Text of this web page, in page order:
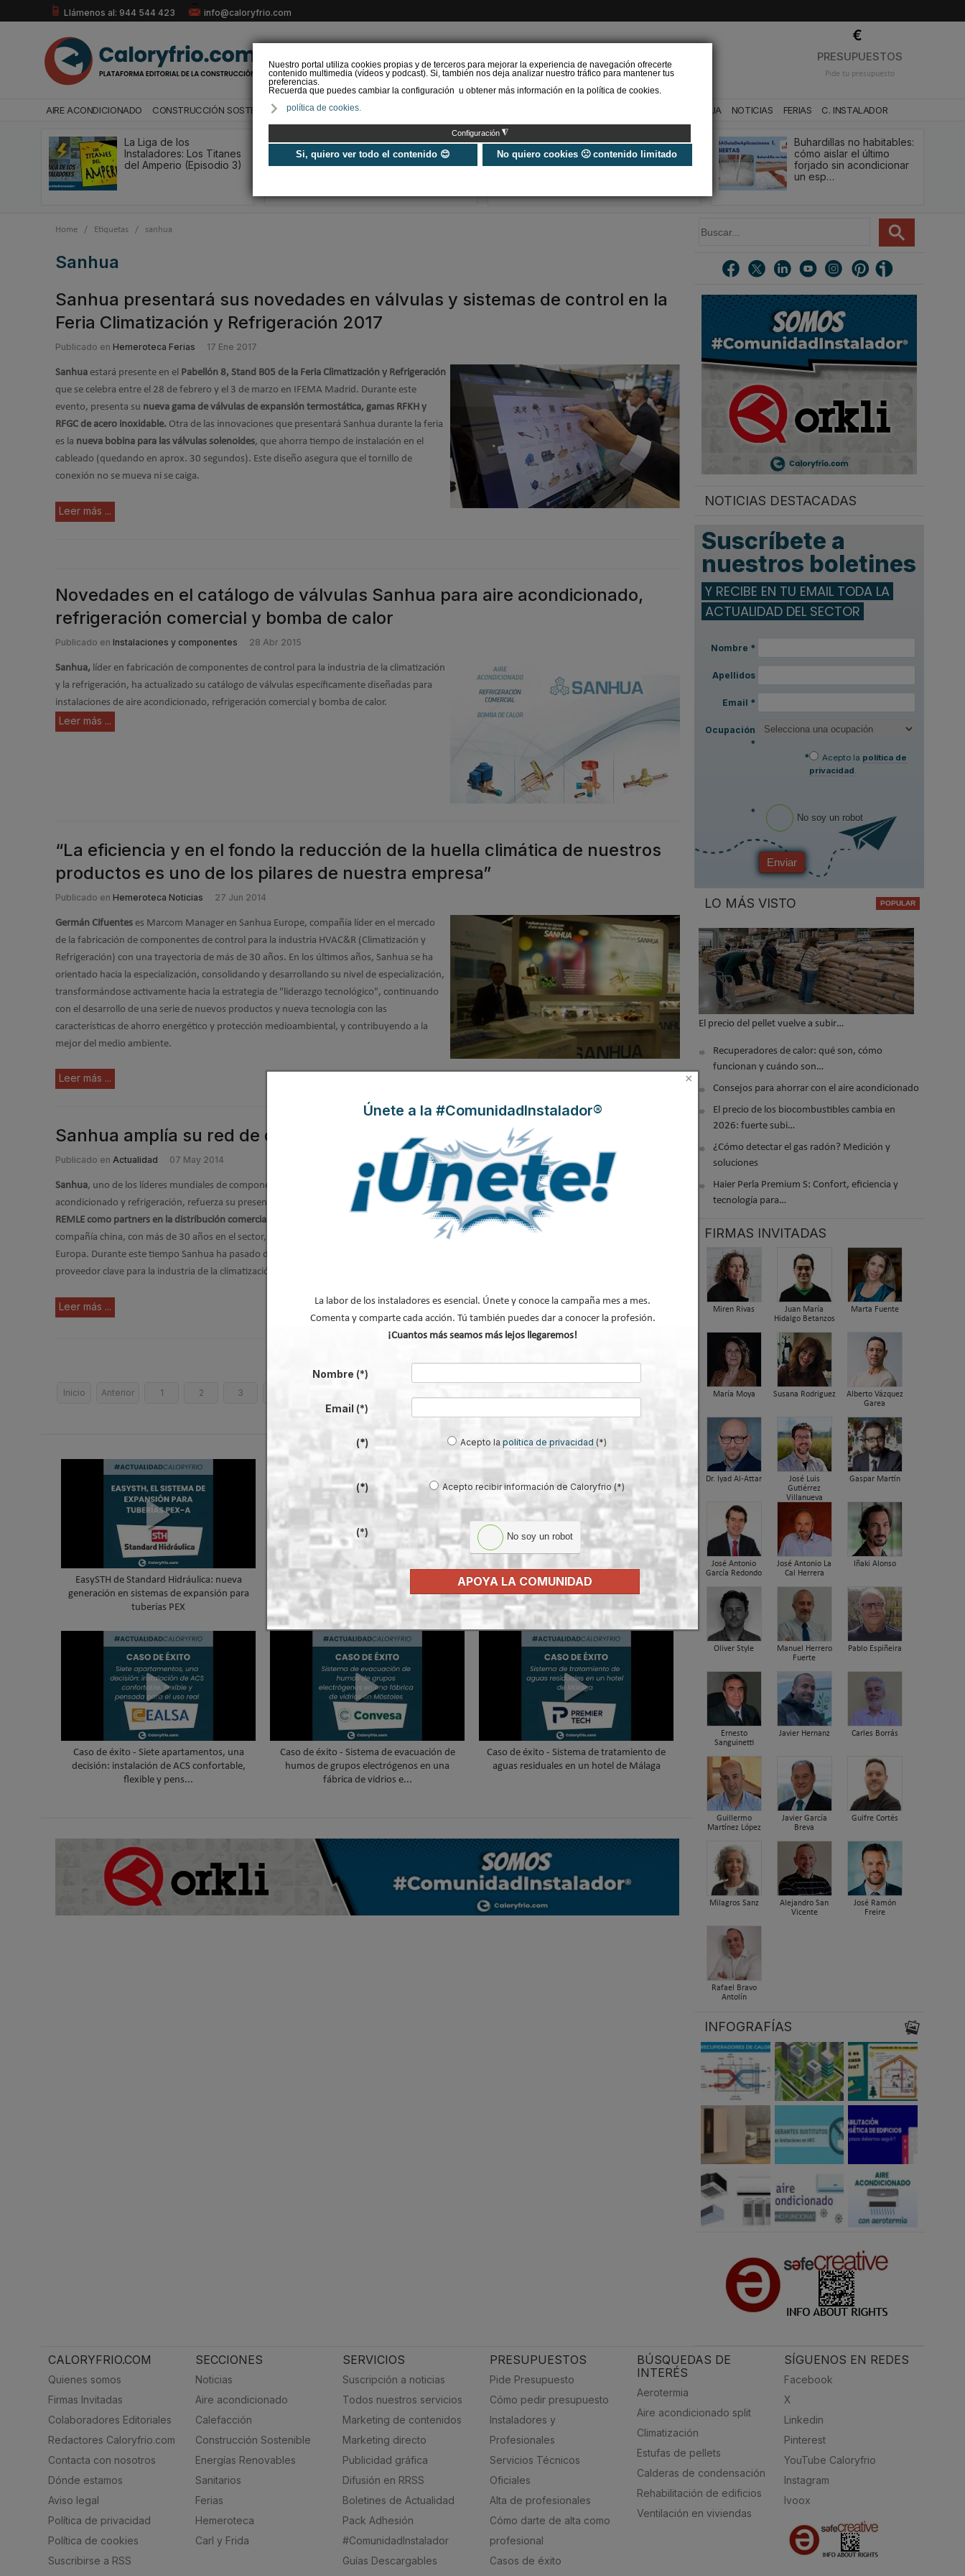
Nuestro portal utiliza cookies propias y de terceros para mejorar la experiencia de navegación ofrecerte
contenido multimedia (vídeos y podcast). Si, también nos deja analizar nuestro tráfico para mantener tus
preferencias.
Recuerda que puedes cambiar la configuración u obtener más información en la política de cookies.
política de cookies.
Configuración ◮
Si, quiero ver todo el contenido 😊 No quiero cookies 🙁 contenido limitado
Llámenos al: 944 544 423 info@caloryfrio.com
PRESUPUESTOS
Pide tu presupuesto
AIRE ACONDICIONADO CONSTRUCCIÓN SOSTENIBLE ENERGÍAS RENOVABLES BAÑO Y AGUA NOTICIAS FERIAS C. INSTALADOR
La Liga de los
Instaladores: Los Titanes
del Amperio (Episodio 3)
Universo Aniversario - Un
año, muchos momentos
Verifactu en
climatización: qué le va a
exigir la ley a tu
Buhardillas no habitables:
cómo aislar el último
forjado sin acondicionar
un esp…
Home / Etiquetas / sanhua
sanhua
Sanhua presentará sus novedades en válvulas y sistemas de control en la
Feria Climatización y Refrigeración 2017
Publicado en Hemeroteca Ferias 17 Ene 2017
Sanhua estará presente en el Pabellón 8, Stand B05 de la Feria Climatización y Refrigeración
que se celebra entre el 28 de febrero y el 3 de marzo en IFEMA Madrid. Durante este
evento, presenta su nueva gama de válvulas de expansión termostática, gamas RFKH y
RFGC de acero inoxidable. Otra de las innovaciones que presentará Sanhua durante la feria
es la nueva bobina para las válvulas solenoides, que ahorra tiempo de instalación en el
cableado (quedando en aprox. 30 segundos). Este diseño asegura que el tornillo de
conexión no se mueva ni se caiga.
Leer más ...
Novedades en el catálogo de válvulas Sanhua para aire acondicionado,
refrigeración comercial y bomba de calor
Publicado en Instalaciones y componentes 28 Abr 2015
Sanhua, líder en fabricación de componentes de control para la industria de la climatización
y la refrigeración, ha actualizado su catálogo de válvulas específicamente diseñadas para
instalaciones de aire acondicionado, refrigeración comercial y bomba de calor.
Leer más ...
“La eficiencia y en el fondo la reducción de la huella climática de nuestros
productos es uno de los pilares de nuestra empresa”
Publicado en Hemeroteca Noticias 27 Jun 2014
Germán Cifuentes es Marcom Manager en Sanhua Europe, compañía líder en el mercado
de la fabricación de componentes de control para la industria HVAC&R (Climatización y
Refrigeración) con una trayectoria de más de 30 años. En los últimos años, Sanhua se ha
orientado hacia la especialización, consolidando y desarrollando su nivel de especialización,
transformándose activamente hacia la estrategia de "liderazgo tecnológico", continuando
con el desarrollo de una serie de nuevos productos y nueva tecnología con las
características de ahorro energético y protección medioambiental, y contribuyendo a la
mejor del medio ambiente.
Leer más ...
Sanhua amplía su red de distribución con Remle y Grupo HDF
Publicado en Actualidad 07 May 2014
Sanhua, uno de los líderes mundiales de componentes de línea y control para aire
acondicionado y refrigeración, refuerza su presencia en Europa con las
empresas HDF y
REMLE como partners en la distribución comercial para España.
compañía china, con más de 30 años en el sector, avanza en su plan de expansión hacia
Europa. Durante este tiempo Sanhua ha pasado de ser una empresa local a ser un
proveedor clave para la industria de la climatización.
Leer más ...
Inicio Anterior 1 2 3
EasySTH de Standard Hidráulica: nueva
generación en sistemas de expansión para
tuberías PEX
Skywater®: el sistema que convierte la
cubierta en una infraestructura activa de
gestión del agua...
Lilu González: de FP Dual a embajadora
#ComunidadInstalador® | Mecatrónica
Industrial
Caso de éxito - Siete apartamentos, una
decisión: instalación de ACS confortable,
flexible y pens...
Caso de éxito - Sistema de evacuación de
humos de grupos electrógenos en una
fábrica de vidrios e...
Caso de éxito - Sistema de tratamiento de
aguas residuales en un hotel de Málaga
u
r
NOTICIAS DESTACADAS
Suscríbete a
nuestros boletines
Y RECIBE EN TU EMAIL TODA LA
ACTUALIDAD DEL SECTOR
Nombre *
Apellidos
Email *
Ocupación
*
*
Acepto la política de
privacidad.
* No soy un robot
Enviar
LO MÁS VISTO
El precio del pellet vuelve a subir…
Recuperadores de calor: qué son, cómo
funcionan y cuándo son…
Consejos para ahorrar con el aire acondicionado
El precio de los biocombustibles cambia en
2026: fuerte subi…
¿Cómo detectar el gas radón? Medición y
soluciones
Haier Perla Premium S: Confort, eficiencia y
tecnología para…
FIRMAS INVITADAS
Miren Rivas
Juan María
Hidalgo Betanzos
Marta Fuente
María Moya Susana Rodriguez
Alberto Vázquez
Garea
Dr. Iyad Al-Attar
José Luis
Gutiérrez
Villanueva
Gaspar Martín
José Antonio
García Redondo
José Antonio La
Cal Herrera
Iñaki Alonso
Oliver Style
Manuel Herrero
Fuerte
Pablo Espiñeira
Ernesto
Sanguinetti
Javier Hernanz Carles Borrás
Guillermo
Martínez López
Javier García
Breva
Guifre Cortés
Milagros Sanz
Alejandro San
Vicente
José Ramón
Freire
Rafael Bravo
Antolín
INFOGRAFÍAS
CALORYFRIO.COM
Quienes somos
Firmas Invitadas
Colaboradores Editoriales
Redactores Caloryfrio.com
Contacta con nosotros
Dónde estamos
Aviso legal
Política de privacidad
Política de cookies
Suscribirse a RSS
SECCIONES
Noticias
Aire acondicionado
Calefacción
Construcción Sostenible
Energías Renovables
Sanitarios
Ferias
Hemeroteca
Carl y Frida
SERVICIOS
Suscripción a noticias
Todos nuestros servicios
Marketing de contenidos
Marketing directo
Publicidad gráfica
Difusión en RRSS
Boletines de Actualidad
Pack Adhesión
#ComunidadInstalador
Guías Descargables
PRESUPUESTOS
Pide Presupuesto
Cómo pedir presupuesto
Instaladores y
Profesionales
Servicios Técnicos
Oficiales
Alta de profesionales
Cómo darte de alta como
profesional
Casos de éxito
BÚSQUEDAS DE
INTERÉS
Aerotermia
Aire acondicionado split
Climatización
Estufas de pellets
Calderas de condensación
Rehabilitación de edificios
Ventilación en viviendas
SÍGUENOS EN REDES
Facebook
X
Linkedin
Pinterest
YouTube Caloryfrio
Instagram
Ivoox
×
Únete a la #ComunidadInstalador®
La labor de los instaladores es esencial. Únete y conoce la campaña mes a mes.
Comenta y comparte cada acción. Tú también puedes dar a conocer la profesión.
¡Cuantos más seamos más lejos llegaremos!
Nombre (*)
Email (*)
(*) Acepto lapolítica de privacidad (*)
(*) Acepto recibir información de Caloryfrio (*)
(*) No soy un robot
APOYA LA COMUNIDAD